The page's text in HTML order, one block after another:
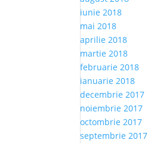
iunie 2018
mai 2018
aprilie 2018
martie 2018
februarie 2018
ianuarie 2018
decembrie 2017
noiembrie 2017
octombrie 2017
septembrie 2017